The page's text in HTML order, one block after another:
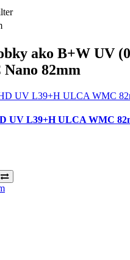
ako B+W UV
82mm
UV L39+H ULCA WMC